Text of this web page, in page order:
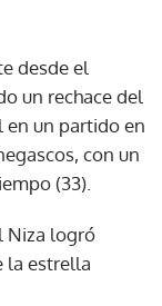
desde el
un rechace del
un partido en
con un
(33).
Niza logró
la estrella